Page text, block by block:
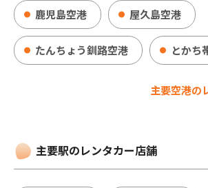
鹿児島空港 屋久島空港
たんちょう釧路空港 とかち
主要空港の
主要駅のレンタカー店舗